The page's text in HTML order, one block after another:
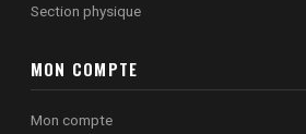
Section physique
MON COMPTE
Mon compte